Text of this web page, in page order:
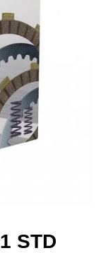
STD